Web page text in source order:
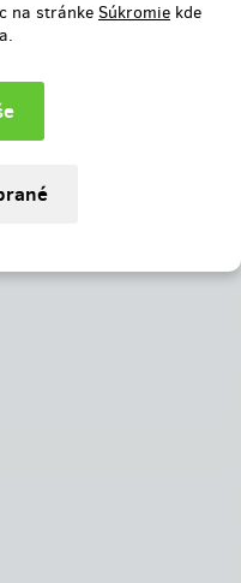
na stránke Súkromie kde